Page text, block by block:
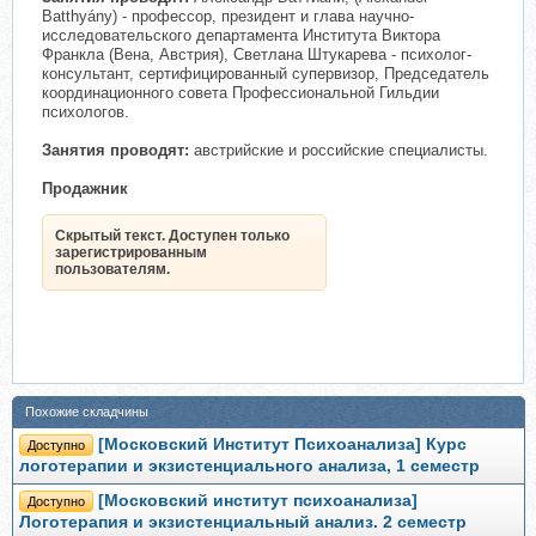
Batthyány) - профессор, президент и глава научно-
исследовательского департамента Института Виктора
Франкла (Вена, Австрия), Светлана Штукарева - психолог-
консультант, сертифицированный супервизор, Председатель
координационного совета Профессиональной Гильдии
психологов.
Занятия проводят: австрийские и российские специалисты.
Продажник
Скрытый текст. Доступен только
зарегистрированным
пользователям.
Похожие складчины
Доступно
[Московский Институт Психоанализа] Курс
логотерапии и экзистенциального анализа, 1 семестр
Доступно
[Московский институт психоанализа]
Логотерапия и экзистенциальный анализ. 2 семестр